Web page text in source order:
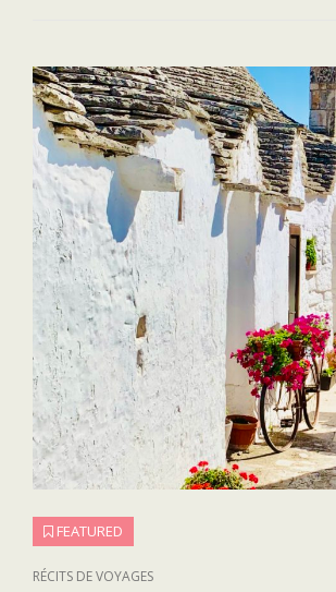
RÉOUVERTURE
DES
FRONTIÈRES
(DÉCEMBRE
2021)
FEATURED
CAT
RÉCITS DE VOYAGES